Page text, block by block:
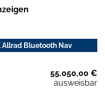
Allrad Bluetooth Nav
55.050,00 €
ausweisbar